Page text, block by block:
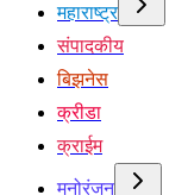
महाराष्ट्र
संपादकीय
बिझनेस
क्रीडा
क्राईम
मनोरंजन